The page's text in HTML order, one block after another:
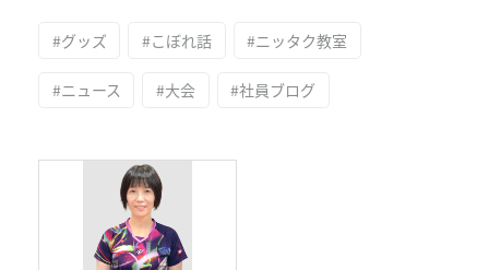
#グッズ #こぼれ話 #ニッタク教室
#ニュース #大会 #社員ブログ